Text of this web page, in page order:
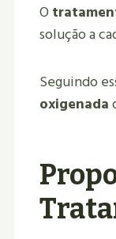
O
solução a
Seguindo
oxigenada